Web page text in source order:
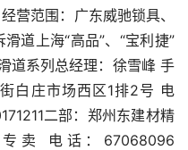
营范围：广东威驰锁具、
道上海“高品”、“宝利捷”
道系列总经理：徐雪峰 手
白庄市场西区1排2号 电
二部：郑州东建材精
卖 电话：67068096